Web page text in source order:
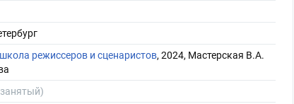
режиссеров и сценаристов, 2024, Мастерская В.А.